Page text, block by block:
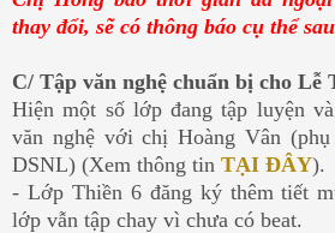
thay đổi, sẽ có thông báo cụ thể
C/ Tập văn nghệ chuẩn bị cho Lễ
Hiện một số lớp đang tập luyện
văn nghệ với chị Hoàng Vân
DSNL) (Xem thông tin TẠI ĐÂY).
- Lớp Thiền 6 đăng ký thêm tiết
lớp vẫn tập chay vì chưa có beat.